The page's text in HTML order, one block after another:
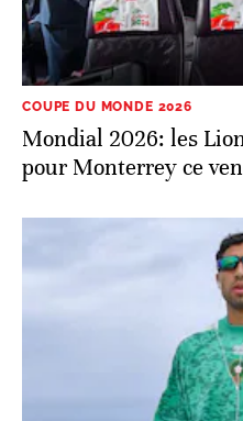
COUPE DU MONDE 2026
Mondial 2026: les
pour Monterrey ce